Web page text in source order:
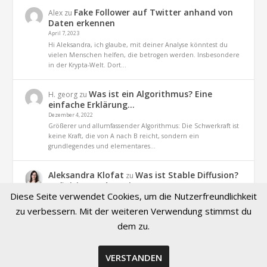
Alex zu Fake Follower auf Twitter anhand von
Daten erkennen
April 7, 2023
Hi Aleksandra, ich glaube, mit deiner Analyse könntest du
vielen Menschen helfen, die betrogen werden. Insbesondere
in der Krypta-Welt. Dort…
H. georg zuWas ist ein Algorithmus? Eine
einfache Erklärung…
Dezember 4, 2022
Größerer und allumfassender Algorithmus: Die Schwerkraft ist
keine Kraft, die von A nach B reicht, sondern ein
grundlegendes und elementares…
Aleksandra Klofat zuWas ist Stable Diffusion?
Definition und Praxis
November 9, 2022
Hallo, ja. es geht um dieses Projekt (optiizedSD=Projekt von
Diese Seite verwendet Cookies, um die Nutzerfreundlichkeit
zu verbessern. Mit der weiteren Verwendung stimmst du
dem zu.
VERSTANDEN